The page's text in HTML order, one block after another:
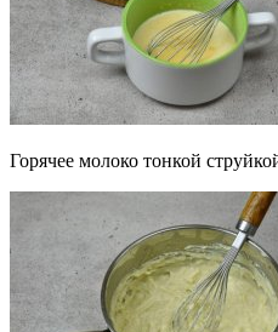
Горячее молоко тонкой